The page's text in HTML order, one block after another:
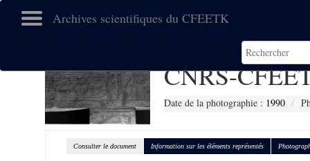
Archives scientifiques du CFEETK
CNRS-
Date de la photographie : 1990
Consulter le document Information sur les éléments représentés